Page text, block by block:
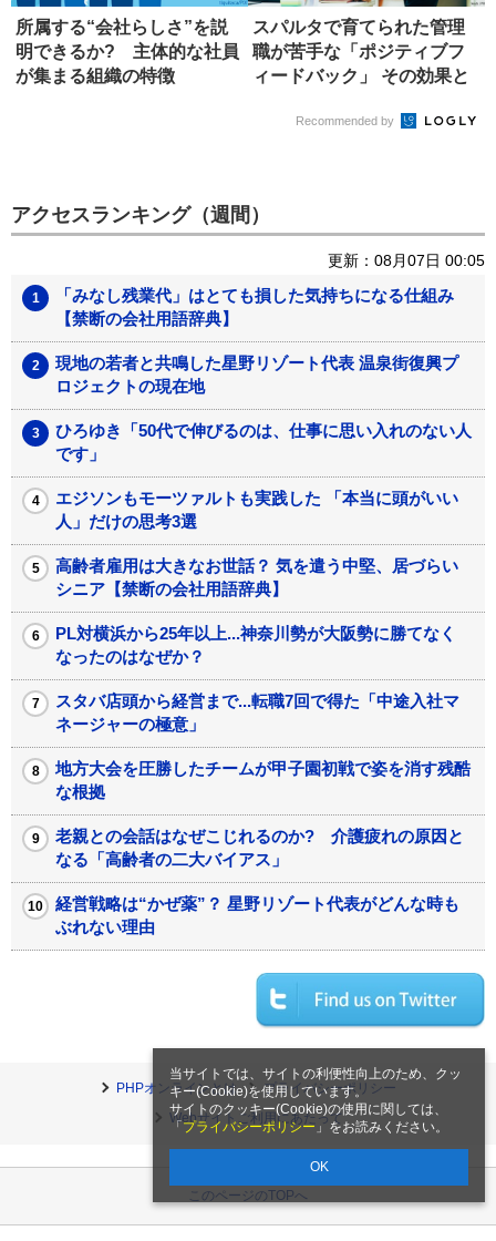
当サイトでは、サイトの利便性向上のため、クッ
キー(Cookie)を使用しています。
サイトのクッキー(Cookie)の使用に関しては、
「 プライバシーポリシー 」をお読みください。
OK
所属する“会社らしさ”を説
明できるか? 主体的な社員
が集まる組織の特徴
スパルタで育てられた管理
職が苦手な「ポジティブフ
ィードバック」 その効果と
Recommended by
アクセスランキング（週間）
更新：08月07日 00:05
「みなし残業代」はとても損した気持ちになる仕組み
【禁断の会社用語辞典】
現地の若者と共鳴した星野リゾート代表 温泉街復興プ
ロジェクトの現在地
ひろゆき「50代で伸びるのは、仕事に思い入れのない人
です」
エジソンもモーツァルトも実践した 「本当に頭がいい
人」だけの思考3選
高齢者雇用は大きなお世話？ 気を遣う中堅、居づらい
シニア【禁断の会社用語辞典】
PL対横浜から25年以上...神奈川勢が大阪勢に勝てなく
なったのはなぜか？
スタバ店頭から経営まで...転職7回で得た「中途入社マ
ネージャーの極意」
地方大会を圧勝したチームが甲子園初戦で姿を消す残酷
な根拠
老親との会話はなぜこじれるのか? 介護疲れの原因と
なる「高齢者の二大バイアス」
経営戦略は“かぜ薬”？ 星野リゾート代表がどんな時も
ぶれない理由
PHPオンラインとは
プライバシーポリシー
Webサイトご利用にあたって
このページのTOPへ